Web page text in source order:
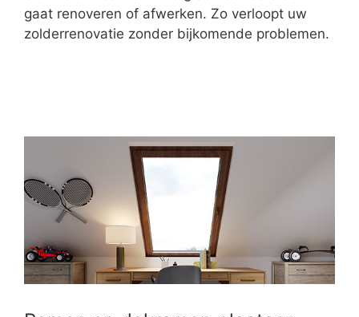
gaat renoveren of afwerken. Zo verloopt uw
zolderrenovatie zonder bijkomende problemen.